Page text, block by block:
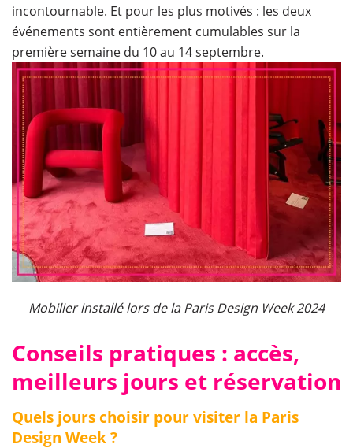
incontournable. Et pour les plus motivés : les deux
événements sont entièrement cumulables sur la
première semaine du 10 au 14 septembre.
Mobilier installé lors de la Paris Design Week 2024
Conseils pratiques : accès,
meilleurs jours et réservation
Quels jours choisir pour visiter la Paris
Design Week ?